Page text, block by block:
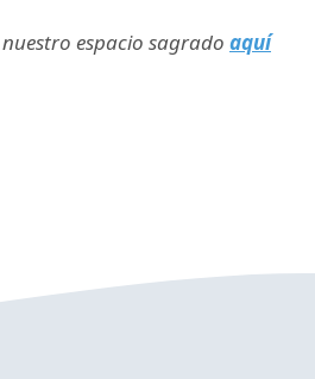
espacio sagrado aquí